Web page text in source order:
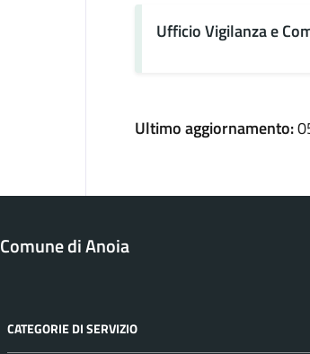
Ufficio Vigilanza e
Ultimo aggiornamento:
Comune di Anoia
CATEGORIE DI SERVIZIO